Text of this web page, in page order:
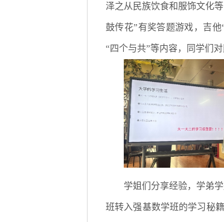
泽之从民族饮食和服饰文化
鼓传花”有奖答题游戏，吉
“四个与共”等内容，同学们
学姐们分享经验，学弟
班转入强基数学班的学习秘